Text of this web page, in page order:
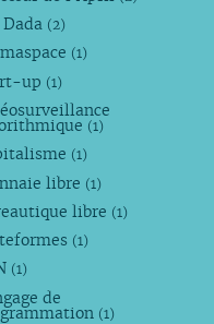
(2)
(1)
up (1)
(1)
(1)
libre (1)
libre (1)
(1)
(1)
de
(1)